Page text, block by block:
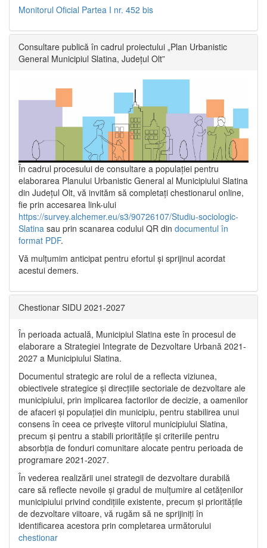
Monitorul Oficial Partea I nr. 452 bis
Consultare publică în cadrul proiectului „Plan Urbanistic
General Municipiul Slatina, Județul Olt”
În cadrul procesului de consultare a populaţiei pentru
elaborarea Planului Urbanistic General al Municipiului Slatina
din Județul Olt, vă invităm să completați chestionarul online,
fie prin accesarea link-ului
https://survey.alchemer.eu/s3/90726107/Studiu-sociologic-
Slatina sau prin scanarea codului QR din documentul în
format PDF.
Vă mulţumim anticipat pentru efortul şi sprijinul acordat
acestui demers.
Chestionar SIDU 2021-2027
În perioada actuală, Municipiul Slatina este în procesul de
elaborare a Strategiei Integrate de Dezvoltare Urbană 2021‐
2027 a Municipiului Slatina.
Documentul strategic are rolul de a reflecta viziunea,
obiectivele strategice și direcțiile sectoriale de dezvoltare ale
municipiului, prin implicarea factorilor de decizie, a oamenilor
de afaceri și populației din municipiu, pentru stabilirea unui
consens în ceea ce privește viitorul municipiului Slatina,
precum și pentru a stabili prioritățile și criteriile pentru
absorbția de fonduri comunitare alocate pentru perioada de
programare 2021-2027.
În vederea realizării unei strategii de dezvoltare durabilă
care să reflecte nevoile și gradul de mulțumire al cetățenilor
municipiului privind condițiile existente, precum și prioritățile
de dezvoltare viitoare, vă rugăm să ne sprijiniți în
identificarea acestora prin completarea următorului
chestionar